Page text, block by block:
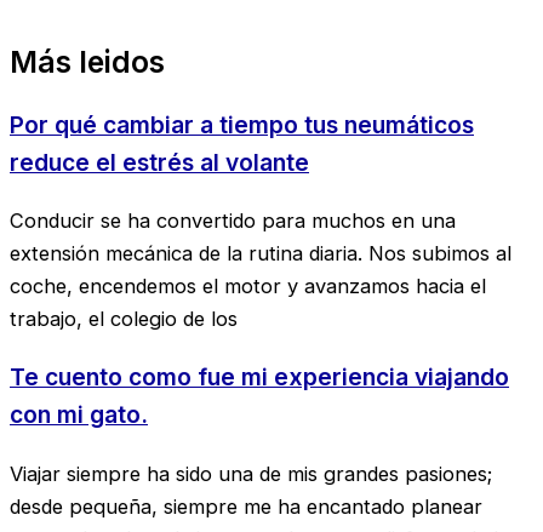
Más leidos
Por qué cambiar a tiempo tus neumáticos
reduce el estrés al volante
Conducir se ha convertido para muchos en una
extensión mecánica de la rutina diaria. Nos subimos al
coche, encendemos el motor y avanzamos hacia el
trabajo, el colegio de los
Te cuento como fue mi experiencia viajando
con mi gato.
Viajar siempre ha sido una de mis grandes pasiones;
desde pequeña, siempre me ha encantado planear